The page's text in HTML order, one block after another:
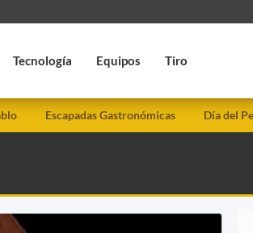
Tecnología Equipos Tiro
Escapadas Gastronómicas Día del